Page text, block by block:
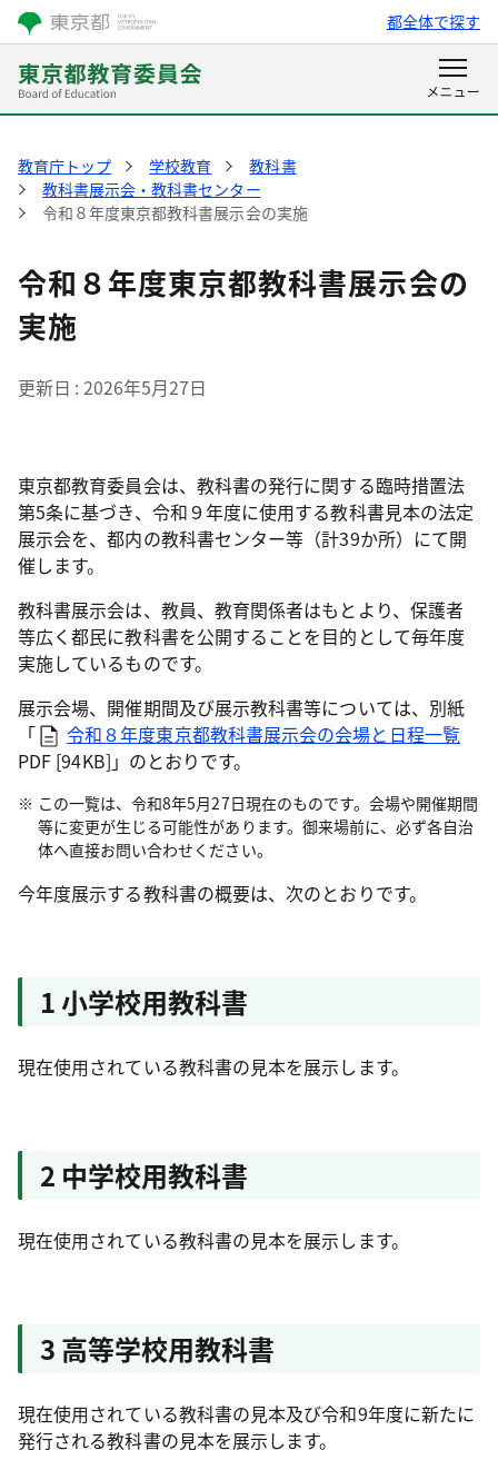
都全体で探す
教育庁トップ 学校教育
教科書
教科書展示会・教科書センター
令和８年度東京都教科書展示会の実施
令和８年度東京都教科書展示会の
実施
更新日 2026年5月27日
東京都教育委員会は、教科書の発行に関する臨時措置法
第5条に基づき、令和９年度に使用する教科書見本の法定
展示会を、都内の教科書センター等（計39か所）にて開
催します。
教科書展示会は、教員、教育関係者はもとより、保護者
等広く都民に教科書を公開することを目的として毎年度
実施しているものです。
展示会場、開催期間及び展示教科書等については、別紙
「
令和８年度東京都教科書展示会の会場と日程一覧
PDF [94KB] 」のとおりです。
この一覧は、令和8年5月27日現在のものです。会場や開催期間
等に変更が生じる可能性があります。御来場前に、必ず各自治
体へ直接お問い合わせください。
今年度展示する教科書の概要は、次のとおりです。
1 小学校用教科書
現在使用されている教科書の見本を展示します。
2 中学校用教科書
現在使用されている教科書の見本を展示します。
3 高等学校用教科書
現在使用されている教科書の見本及び令和9年度に新たに
発行される教科書の見本を展示します。